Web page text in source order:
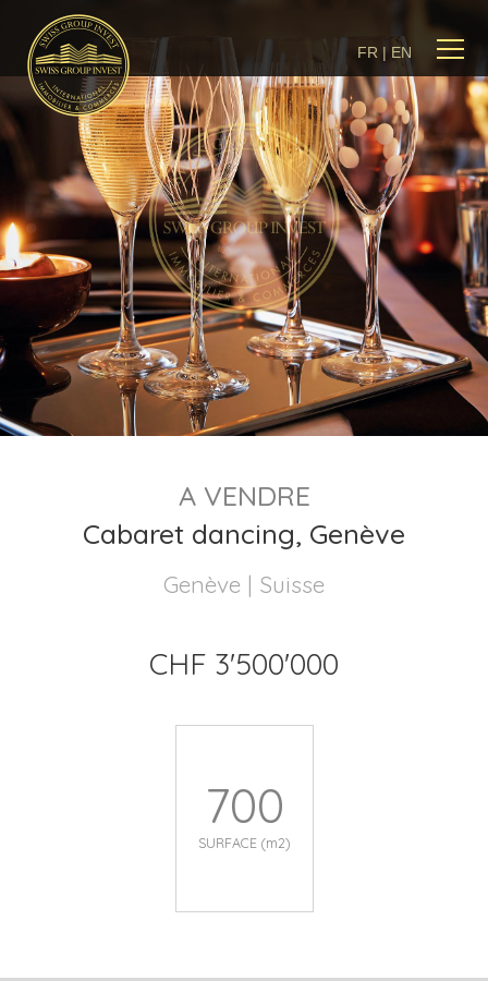
FR | EN
A VENDRE
Cabaret dancing, Genève
Genève | Suisse
CHF 3'500'000
700
SURFACE (m2)